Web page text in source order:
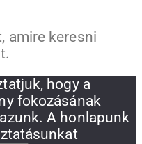
amire keresni
hogy a
fokozásának
A honlapunk